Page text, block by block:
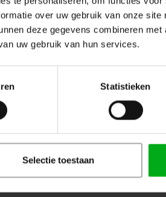
over uw gebruik van onze
deze gegevens combineren
uw gebruik van hun services.
Statistieken
Selectie toestaan